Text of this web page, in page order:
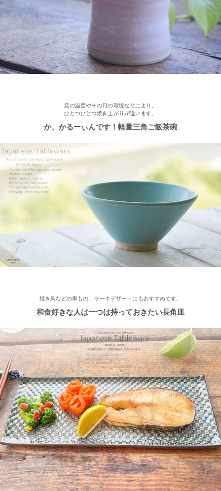
2022/12/28
≪再入荷≫ プレゼントにもおすすめ♪ぽってり一珍和花 ご飯茶碗
2022/12/22
2022/12/2
≪おすすめ≫ 美味しいおかずと一緒にパクり♪土鍋で炊いたツヤ
ツヤごはん！
≪おすすめ≫ 小鉢を並べてちょこっと豪華に♪ コロンとかわい
い木ノ葉の小鉢
≪おすすめ≫ 手作りのあたたかさ♪職人の手でそ〜っとくぼませ
たマグカップ
2022/11/22
≪再入荷≫ お待たせしました！窯出し入荷しました♪職人の手で
そ～っとくぼませた変型どんぶり 黒釉ブラック
2022/11/15
≪おすすめ≫ さむ～い朝にあったかスープ♪松助窯 しのぎ 片手
スープカップ
2022/11/12
≪おすすめ≫ あったか鍋をお楽しみください♪とんすい小鉢がつ
いたお鍋セットです。
窯の温度やその日の環境などにより、
ひとつひとつ焼き上がりが違います。
か、かるーぃんです！軽量三角ご飯茶碗
焼き鳥などの串もの、ケーキデザートにもおすすめです。
和食好きな人は一つは持っておきたい長角皿